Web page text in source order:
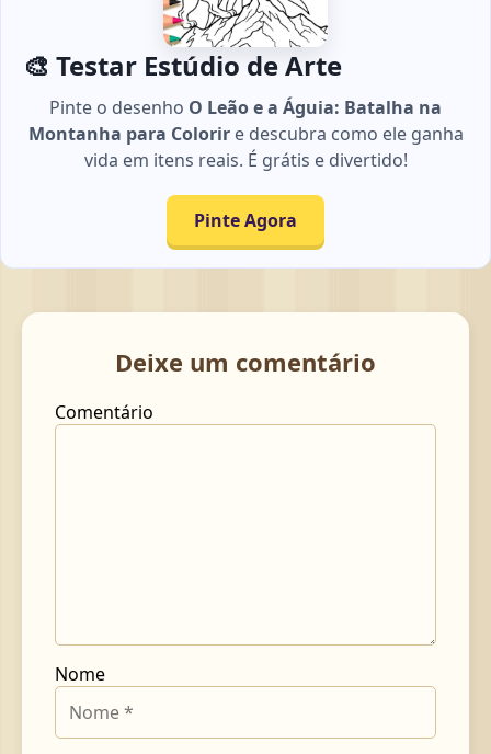
🎨 Testar Estúdio de Arte
Pinte o desenho O Leão e a Águia: Batalha na
Montanha para Colorire descubra como ele ganha
vida em itens reais. É grátis e divertido!
Pinte Agora
Deixe um comentário
Comentário
Nome